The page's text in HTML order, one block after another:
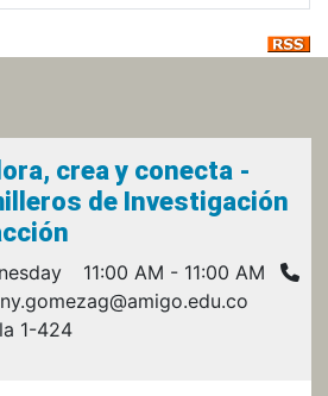
crea y conecta -
de Investigación
11:00 AM - 11:00 AM
1-424